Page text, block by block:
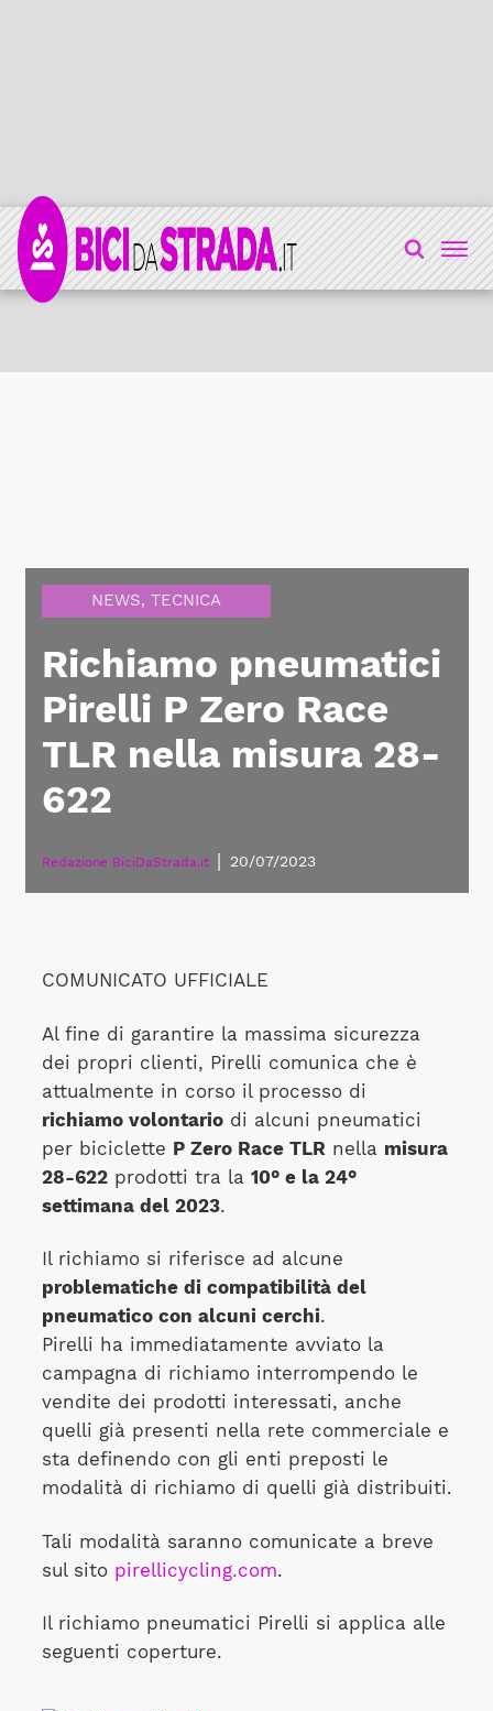
NEWS, TECNICA
Richiamo pneumatici
Pirelli P Zero Race
TLR nella misura 28-
622
Redazione BiciDaStrada.it 20/07/2023
COMUNICATO UFFICIALE
Al fine di garantire la massima sicurezza
dei propri clienti, Pirelli comunica che è
attualmente in corso il processo di
richiamo volontariodi alcuni pneumatici
per biciclette P Zero Race TLR nella misura
28-622prodotti tra la 10° e la 24°
settimana del 2023.
Il richiamo si riferisce ad alcune
problematiche di compatibilità del
pneumatico con alcuni cerchi.
Pirelli ha immediatamente avviato la
campagna di richiamo interrompendo le
vendite dei prodotti interessati, anche
quelli già presenti nella rete commerciale e
sta definendo con gli enti preposti le
modalità di richiamo di quelli già distribuiti.
Tali modalità saranno comunicate a breve
sul sito pirellicycling.com.
Il richiamo pneumatici Pirelli si applica alle
seguenti coperture.